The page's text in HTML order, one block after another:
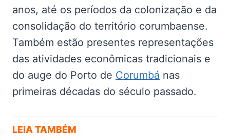
anos, até os períodos da colonização e da
consolidação do território corumbaense.
Também estão presentes representações
das atividades econômicas tradicionais e
do auge do Porto de Corumbá nas
primeiras décadas do século passado.
LEIA TAMBÉM